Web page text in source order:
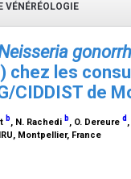
VÉNÉRÉOLOGIE
chez les
CIDDIST de
b, N. Rachedi b, O. Dereure d
Montpellier, France